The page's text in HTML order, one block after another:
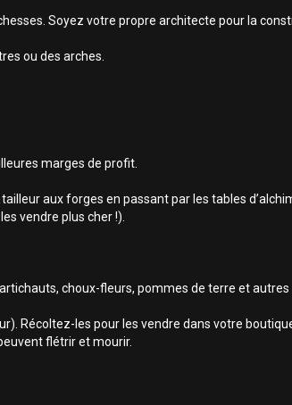
Soyez votre propre architecte pour la
ou des arches.
marges de profit.
aux forges en passant par les tables
vendre plus cher !).
choux-fleurs, pommes de terre et
Récoltez-les pour les vendre dans votre
flétrir et mourir.